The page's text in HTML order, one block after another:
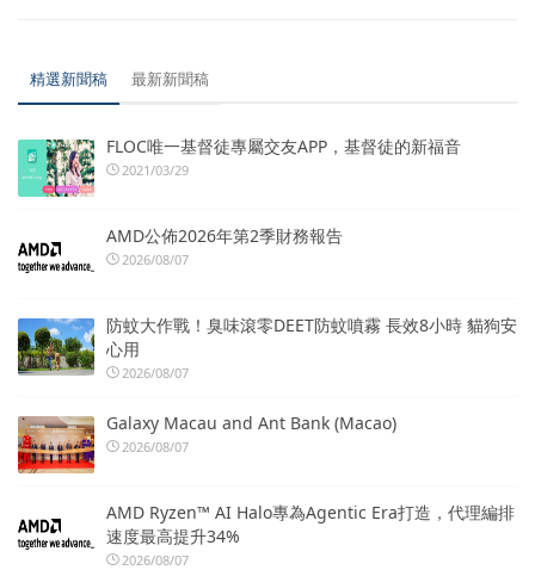
精選新聞稿 最新新聞稿
FLOC唯一基督徒專屬交友APP，基督徒的新福音
2021/03/29
AMD公佈2026年第2季財務報告
2026/08/07
防蚊大作戰！臭味滾零DEET防蚊噴霧 長效8小時 貓狗安
心用
2026/08/07
Galaxy Macau and Ant Bank (Macao)
2026/08/07
AMD Ryzen™ AI Halo專為Agentic Era打造，代理編排
速度最高提升34%
2026/08/07